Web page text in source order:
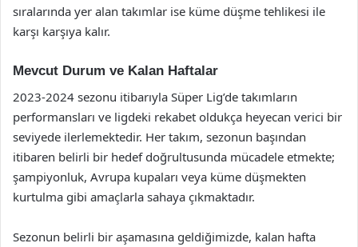
sıralarında yer alan takımlar ise küme düşme tehlikesi ile
karşı karşıya kalır.
Mevcut Durum ve Kalan Haftalar
2023-2024 sezonu itibarıyla Süper Lig’de takımların
performansları ve ligdeki rekabet oldukça heyecan verici bir
seviyede ilerlemektedir. Her takım, sezonun başından
itibaren belirli bir hedef doğrultusunda mücadele etmekte;
şampiyonluk, Avrupa kupaları veya küme düşmekten
kurtulma gibi amaçlarla sahaya çıkmaktadır.
Sezonun belirli bir aşamasına geldiğimizde, kalan hafta